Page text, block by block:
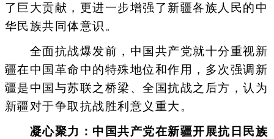
了巨大贡献，更进一步增强了新疆各族人民的中
华民族共同体意识。
全面抗战爆发前，中国共产党就十分重视新
疆在中国革命中的特殊地位和作用，多次强调新
疆是中国与苏联之桥梁、全国抗战之后方，认为
新疆对于争取抗战胜利意义重大。
凝心聚力：中国共产党在新疆开展抗日民族